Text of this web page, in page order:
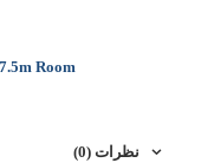
Room
نظرات (0)